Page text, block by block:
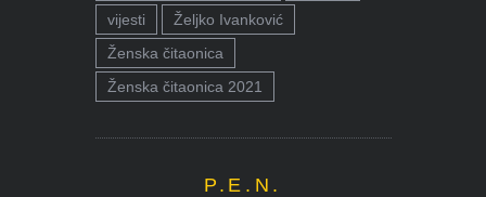
vijesti
Željko Ivanković
Ženska čitaonica
Ženska čitaonica 2021
P.E.N.